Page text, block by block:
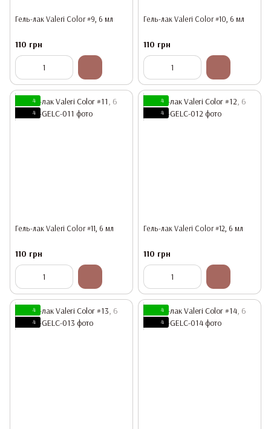
Гель-лак Valeri Color #9, 6 мл
110 грн
Гель-лак Valeri Color #10, 6 мл
110 грн
4
4
Гель-лак Valeri Color #11, 6 мл
110 грн
4
4
Гель-лак Valeri Color #12, 6 мл
110 грн
4
4
4
4